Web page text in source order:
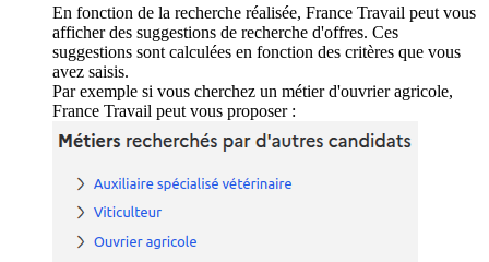
En fonction de la recherche réalisée, France Travail peut vous
afficher des suggestions de recherche d'offres. Ces
suggestions sont calculées en fonction des critères que vous
avez saisis.
Par exemple si vous cherchez un métier d'ouvrier agricole,
France Travail peut vous proposer :